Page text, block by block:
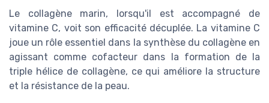
Le collagène marin, lorsqu'il est accompagné de
vitamine C, voit son efficacité décuplée. La vitamine C
joue un rôle essentiel dans la synthèse du collagène en
agissant comme cofacteur dans la formation de la
triple hélice de collagène, ce qui améliore la structure
et la résistance de la peau.